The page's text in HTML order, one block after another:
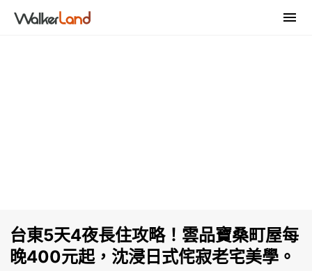
台東5天4夜長住攻略！雲品寶桑町屋每
晚400元起，沈浸日式侘寂老宅美學。